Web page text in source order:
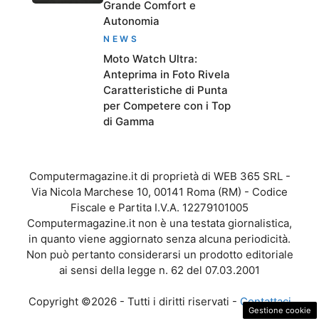
Grande Comfort e
Autonomia
NEWS
Moto Watch Ultra:
Anteprima in Foto Rivela
Caratteristiche di Punta
per Competere con i Top
di Gamma
Computermagazine.it di proprietà di WEB 365 SRL -
Via Nicola Marchese 10, 00141 Roma (RM) - Codice
Fiscale e Partita I.V.A. 12279101005
Computermagazine.it non è una testata giornalistica,
in quanto viene aggiornato senza alcuna periodicità.
Non può pertanto considerarsi un prodotto editoriale
ai sensi della legge n. 62 del 07.03.2001
Copyright ©2026 - Tutti i diritti riservati - Contattaci
Gestione cookie